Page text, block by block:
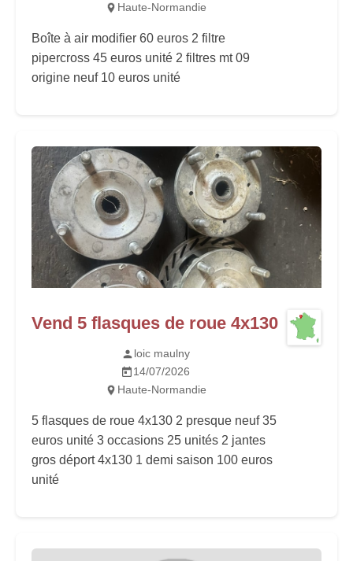
Haute-Normandie
Boîte à air modifier 60 euros 2 filtre
pipercross 45 euros unité 2 filtres mt 09
origine neuf 10 euros unité
Vend 5 flasques de roue 4x130
loic maulny
14/07/2026
Haute-Normandie
5 flasques de roue 4x130 2 presque neuf 35
euros unité 3 occasions 25 unités 2 jantes
gros déport 4x130 1 demi saison 100 euros
unité